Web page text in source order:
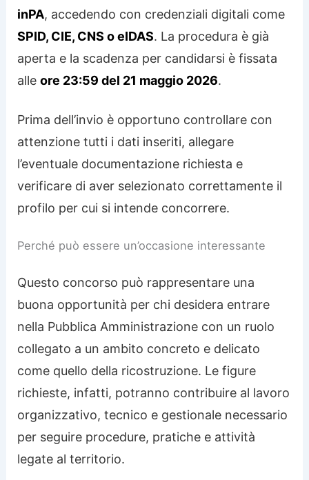
inPA, accedendo con credenziali digitali come
SPID, CIE, CNS o eIDAS. La procedura è già
aperta e la scadenza per candidarsi è fissata
alleore 23:59 del 21 maggio 2026.
Prima dell’invio è opportuno controllare con
attenzione tutti i dati inseriti, allegare
l’eventuale documentazione richiesta e
verificare di aver selezionato correttamente il
profilo per cui si intende concorrere.
Perché può essere un’occasione interessante
Questo concorso può rappresentare una
buona opportunità per chi desidera entrare
nella Pubblica Amministrazione con un ruolo
collegato a un ambito concreto e delicato
come quello della ricostruzione. Le figure
richieste, infatti, potranno contribuire al lavoro
organizzativo, tecnico e gestionale necessario
per seguire procedure, pratiche e attività
legate al territorio.